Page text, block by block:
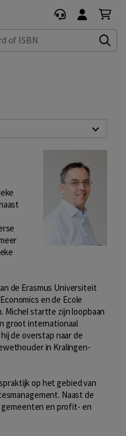
de Erasmus Universiteit
en de Ecole
Michel startte zijn loopbaan
groot internationaal
de overstap naar de
in Kralingen-
op het gebied van
Naast de
gemeenten en profit- en